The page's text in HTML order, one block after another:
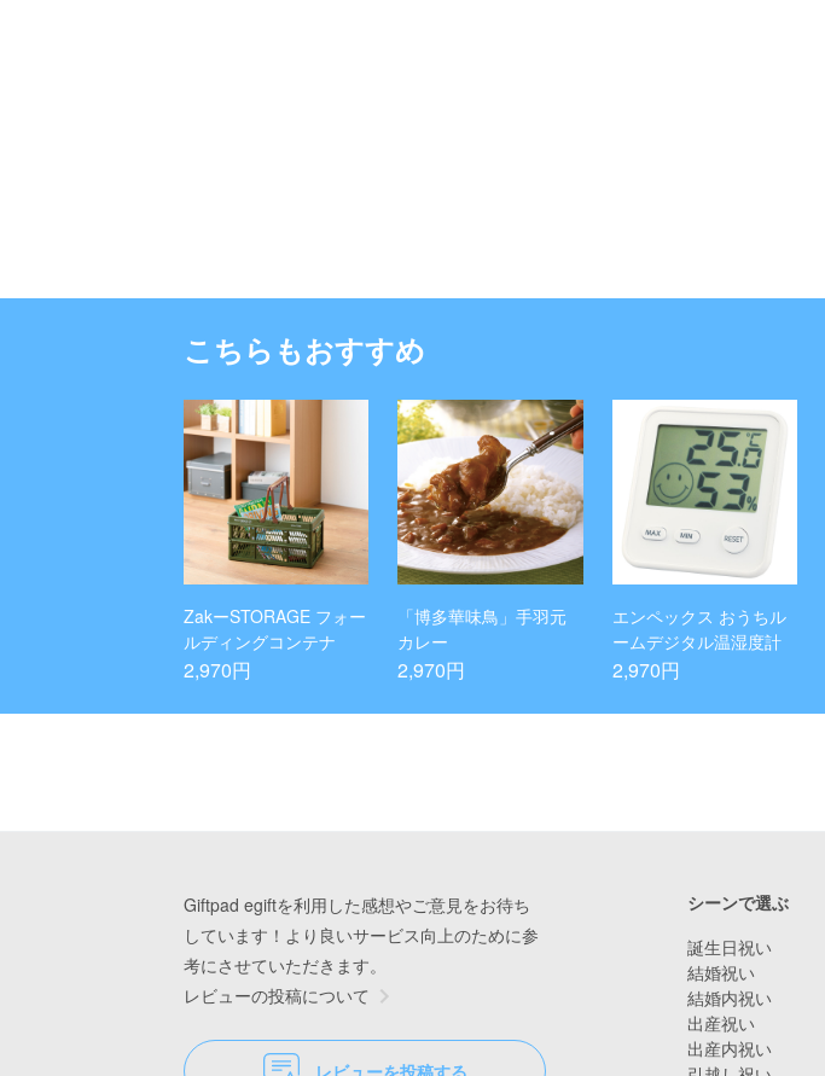
こちらもおすすめ
ZakーSTORAGE フォー
ルディングコンテナ
2,970円
「博多華味鳥」手羽元
カレー
2,970円
エンペックス おうちル
ームデジタル温湿度計
2,970円
Giftpad egiftを利用した感想やご意見をお待ち
しています！より良いサービス向上のために参
考にさせていただきます。
レビューの投稿について
レビューを投稿する
シーンで選ぶ
誕生日祝い
結婚祝い
結婚内祝い
出産祝い
出産内祝い